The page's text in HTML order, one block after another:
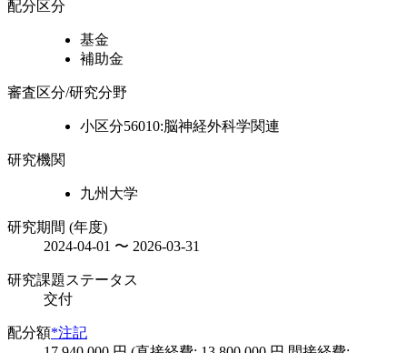
配分区分
基金
補助金
審査区分/研究分野
小区分56010:脳神経外科学関連
研究機関
九州大学
研究期間 (年度)
2024-04-01 〜 2026-03-31
研究課題ステータス
交付
配分額*注記